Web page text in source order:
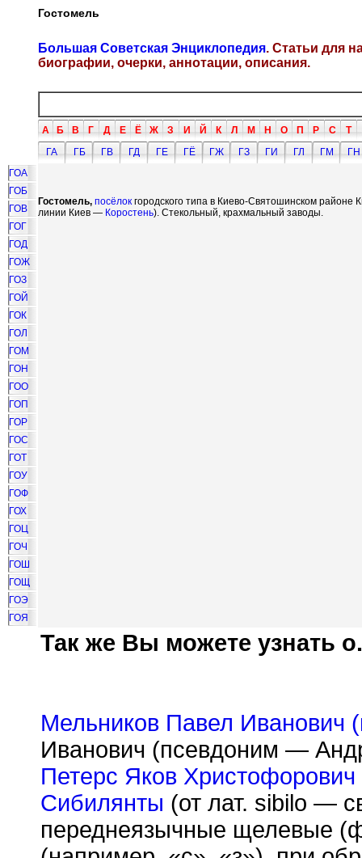
Гостомель
Большая Советская Энциклопедия. Статьи для
биографии, очерки, аннотации, описания.
А Б В Г Д Е Ё Ж З И Й К Л М Н О П Р С Т
ГА
ГБ ГВ ГД ГЕ ГЁ ГЖ ГЗ ГИ ГЛ ГМ
ГН
ГОА
ГОБ
ГОВ
ГОГ
ГОД
ГОЖ
ГОЗ
ГОЙ
ГОК
ГОЛ
ГОМ
ГОН
ГОО
ГОП
ГОР
ГОС
ГОТ
ГОУ
ГОФ
ГОХ
ГОЦ
ГОЧ
ГОШ
ГОЩ
ГОЭ
ГОЯ
Гостомель, посёлок городского типа в Киево-Святошинском
линии Киев — Коростень). Стекольный, крахмальный заводы.
Так же Вы можете узнать
Мельников Павел Иванович
Иванович (псевдоним —
Петерс Яков Христофорович
Сибилянты (от лат. sibilo —
переднеязычные щелевые